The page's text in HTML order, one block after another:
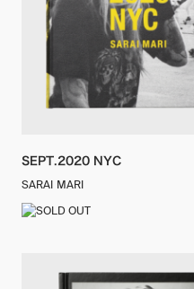
SEPT.2020 NYC
SARAI MARI